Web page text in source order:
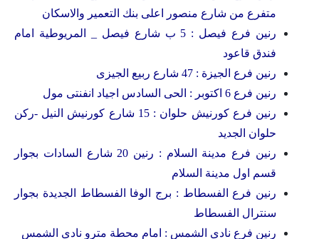
متفرع من شارع منصور اعلى بنك التعمير والاسكان
رنين فرع فيصل : 5 ب شارع فيصل _ المريوطية امام
فندق قاعود
رنين فرع الجيزة : 47 شارع ربيع الجيزى
رنين فرع 6 اكتوبر : الحى السادس اجياد انفنتى مول
رنين فرع كورنيش حلوان : 15 شارع كورنيش النيل -ركن
حلوان الجديد
رنين فرع مدينة السلام : رنين 20 شارع السادات بجوار
قسم اول مدينة السلام
رنين فرع الفسطاط : برج الوفا الفسطاط الجديدة بجوار
سنترال الفسطاط
رنين فرع نادى الشمس : امام محطة مترو نادى الشمس